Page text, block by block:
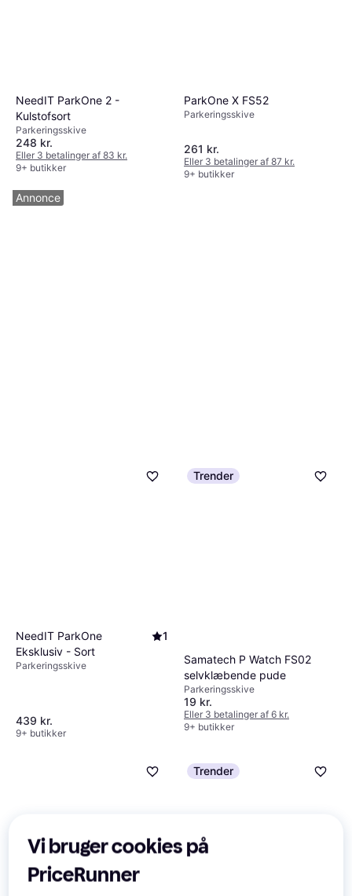
NeedIT ParkOne 2 -
Kulstofsort
Parkeringsskive
248 kr.
Eller 3 betalinger af 83 kr.
9+ butikker
ParkOne X FS52
Parkeringsskive
261 kr.
Eller 3 betalinger af 87 kr.
9+ butikker
NeedIT ParkOne
Eksklusiv - Sort
1
Parkeringsskive
439 kr.
9+ butikker
Trender
Samatech P Watch FS02
selvklæbende pude
Parkeringsskive
19 kr.
Eller 3 betalinger af 6 kr.
9+ butikker
Trender
Annonce
Vi bruger cookies på
PriceRunner